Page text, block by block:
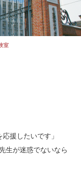
室
援したいです」
生が迷惑でないなら